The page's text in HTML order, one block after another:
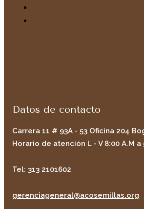
Datos de contacto
Carrera 11 # 93A - 53 Oficina 204
Horario de atención L - V 8:00 A.M a
Tel: 313 2101602
gerenciageneral@acosemillas.org